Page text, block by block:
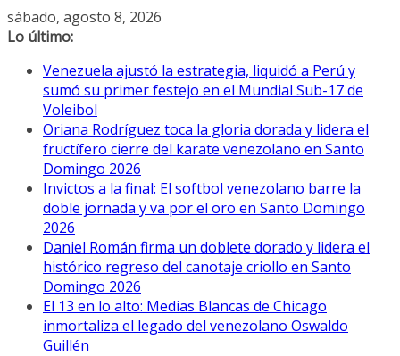
Saltar
al
sábado, agosto 8, 2026
Lo último:
Venezuela ajustó la estrategia, liquidó a Perú y
sumó su primer festejo en el Mundial Sub-17 de
Voleibol
Oriana Rodríguez toca la gloria dorada y lidera el
fructífero cierre del karate venezolano en Santo
Domingo 2026
Invictos a la final: El softbol venezolano barre la
doble jornada y va por el oro en Santo Domingo
2026
Daniel Román firma un doblete dorado y lidera el
histórico regreso del canotaje criollo en Santo
Domingo 2026
El 13 en lo alto: Medias Blancas de Chicago
inmortaliza el legado del venezolano Oswaldo
Guillén